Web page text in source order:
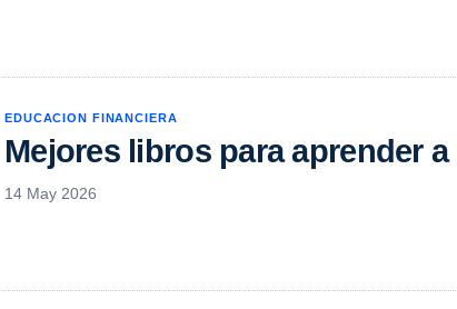
EDUCACION FINANCIERA
Mejores libros para aprender
14 May 2026